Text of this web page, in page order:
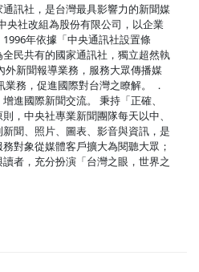
訊社，是台灣最具影響力的新聞媒
央社改組為股份有限公司，以企業
年依據「中央通訊社設置條
民共有的國家通訊社，獨立超然執
外新聞報導業務，服務大眾傳播媒
務，促進國際對台灣之瞭解。 ．
進國際新聞交流。 秉持「正確、
，中央社專業新聞團隊每天以中、
聞、照片、圖表、影音與資訊，是
對象從媒體客戶擴大為閱聽大眾；
者，充分扮演「台灣之眼，世界之